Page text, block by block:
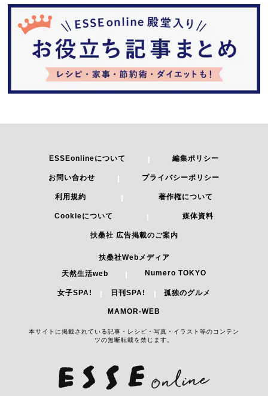
ESSEonlineについて 編集ポリシー
お問い合わせ プライバシーポリシー
利用規約 著作権について
Cookieについて 媒体資料
扶桑社 広告掲載のご案内
扶桑社Webメディア
天然生活web
Numero TOKYO
女子SPA! 日刊SPA! 孤独のグルメ
MAMOR-WEB
本サイトに掲載されている記事・レシピ・写真・イラスト等のコンテン
ツの無断転載を禁じます。